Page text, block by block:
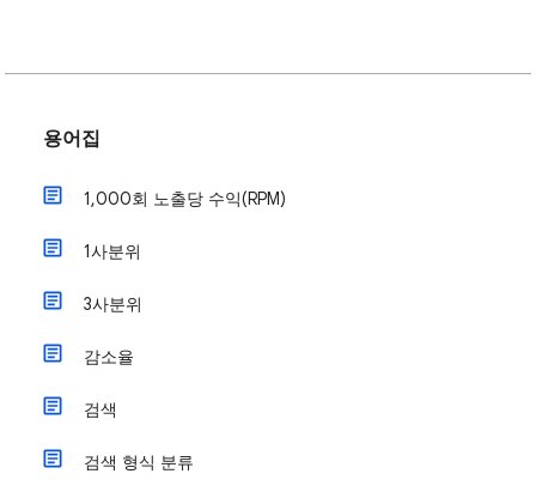
용어집
1,000회 노출당 수익(RPM)
1사분위
3사분위
감소율
검색
검색 형식 분류